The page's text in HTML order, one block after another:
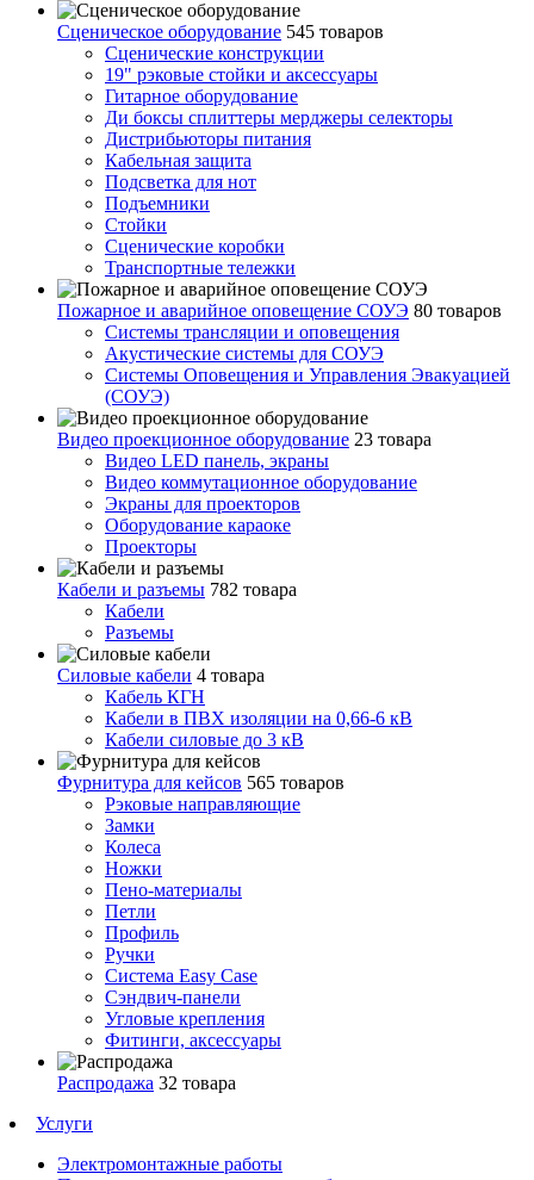
Сценическое оборудование 545 товаров
Сценические конструкции
19" рэковые стойки и аксесcуары
Гитарное оборудование
Ди боксы сплиттеры мерджеры селекторы
Дистрибьюторы питания
Кабельная защита
Подсветка для нот
Подъемники
Стойки
Сценические коробки
Транспортные тележки
Пожарное и аварийное оповещение СОУЭ 80 товаров
Cистемы трансляции и оповещения
Акустические системы для СОУЭ
Системы Оповещения и Управления Эвакуацией
(СОУЭ)
Видео проекционное оборудование 23 товара
Видео LED панель, экраны
Видео коммутационное оборудование
Экраны для проекторов
Оборудование караоке
Проекторы
Кабели и разъемы 782 товара
Кабели
Разъемы
Силовые кабели 4 товара
Кабель КГН
Кабели в ПВХ изоляции на 0,66-6 кВ
Кабели силовые до 3 кВ
Фурнитура для кейсов 565 товаров
Рэковые направляющие
Замки
Колеса
Ножки
Пено-материалы
Петли
Профиль
Ручки
Система Easy Case
Сэндвич-панели
Угловые крепления
Фитинги, аксессуары
Распродажа 32 товара
Услуги
Электромонтажные работы